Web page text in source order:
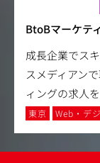
BtoBマーケテ
成長企業でス
スメディアン
ィングの求人
東京 Web・デ